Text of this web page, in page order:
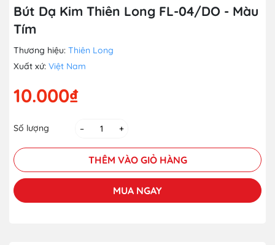
Bút Dạ Kim Thiên Long FL-04/DO - Màu
Tím
Thương hiệu: Thiên Long
Xuất xứ: Việt Nam
10.000₫
Số lượng – +
THÊM VÀO GIỎ HÀNG
MUA NGAY